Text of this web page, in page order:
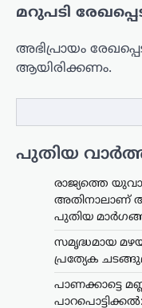
മറുപടി
അഭിപ്രായം
ആയിരിക്കണം.
പുതിയ
രാജ്യത്തെ
അതിനാലാണ്
പുതിയ
സമൃദ്ധമായ
പ്രത്യേക
പാണക്കാട്ടെ